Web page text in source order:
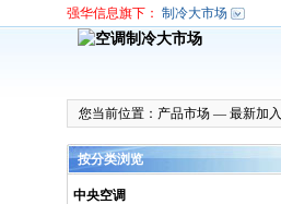
强华信息旗下： 制冷大市场
您当前位置： 产品市场 — 最新加
按分类浏览
中央空调